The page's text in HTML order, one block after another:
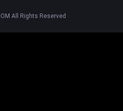
All Rights Reserved